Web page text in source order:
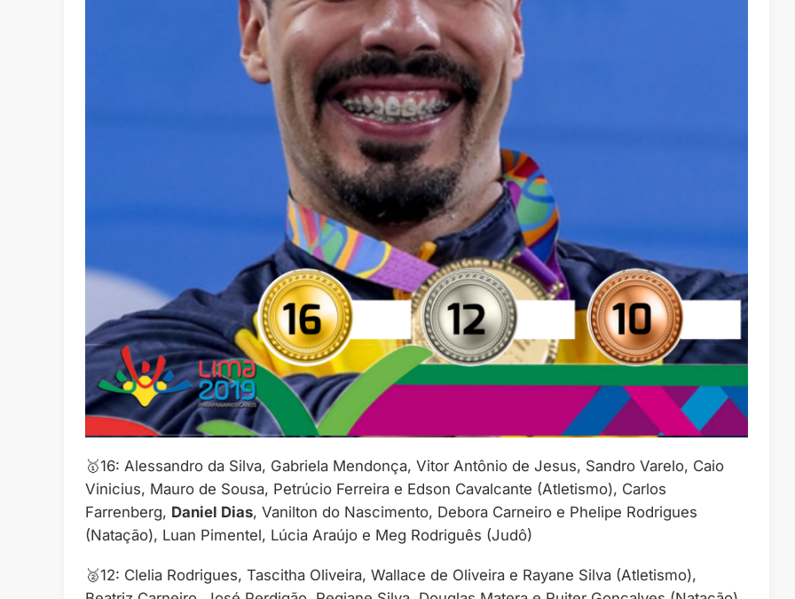
🥇16: Alessandro da Silva, Gabriela Mendonça, Vitor Antônio de Jesus, Sandro Varelo, Caio
Vinicius, Mauro de Sousa, Petrúcio Ferreira e Edson Cavalcante (Atletismo), Carlos
Farrenberg, Daniel Dias, Vanilton do Nascimento, Debora Carneiro e Phelipe Rodrigues
(Natação), Luan Pimentel, Lúcia Araújo e Meg Rodriguês (Judô)
🥈12: Clelia Rodrigues, Tascitha Oliveira, Wallace de Oliveira e Rayane Silva (Atletismo),